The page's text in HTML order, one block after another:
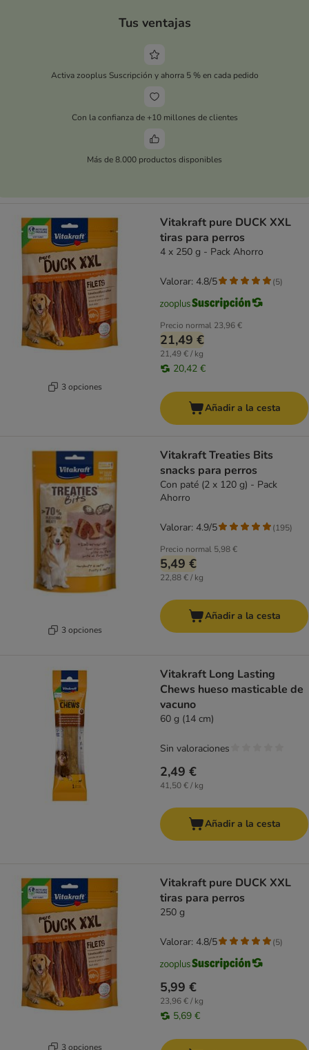
Tus ventajas
Activa zooplus Suscripción y ahorra 5 % en cada pedido
Con la confianza de +10 millones de clientes
Más de 8.000 productos disponibles
3 opciones
Vitakraft pure DUCK XXL
tiras para perros
4 x 250 g - Pack Ahorro
Precio normal 23,96 €
21,49 €
21,49 € / kg
20,42 €
Valorar: 4.8/5 (5)
Añadir a la cesta
3 opciones
Vitakraft Treaties Bits
snacks para perros
Con paté (2 x 120 g) - Pack
Ahorro
Precio normal 5,98 €
5,49 €
22,88 € / kg
Valorar: 4.9/5 (195)
Añadir a la cesta
Vitakraft Long Lasting
Chews hueso masticable de
vacuno
60 g (14 cm)
2,49 €
41,50 € / kg
Sin valoraciones
Añadir a la cesta
3 opciones
Vitakraft pure DUCK XXL
tiras para perros
250 g
5,99 €
23,96 € / kg
5,69 €
Valorar: 4.8/5 (5)